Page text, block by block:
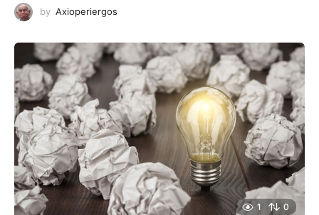
by Axioperiergos
1 0